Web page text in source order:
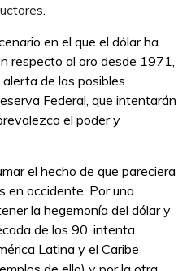
.
en el que el dólar ha
respecto al oro desde 1971,
de las posibles
Federal, que intentarán
el poder y
el hecho de que pareciera
en occidente. Por una
la hegemonía del dólar y
de los 90, intenta
Latina y el Caribe